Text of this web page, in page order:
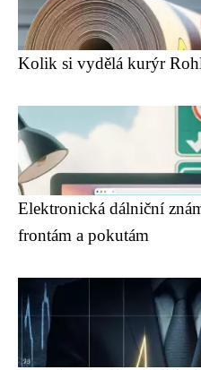
Kolik si vydělá kurýr
Elektronická dálniční
frontám a pokutám